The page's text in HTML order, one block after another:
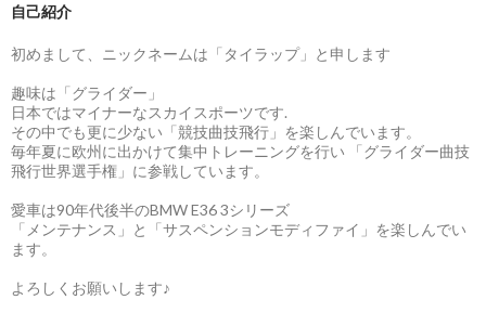
自己紹介
初めまして、ニックネームは「タイラップ」と申します
趣味は「グライダー」
日本ではマイナーなスカイスポーツです.
その中でも更に少ない「競技曲技飛行」を楽しんでいます。
毎年夏に欧州に出かけて集中トレーニングを行い 「グライダー曲技
飛行世界選手権」に参戦しています。
愛車は90年代後半のBMW E36 3シリーズ
「メンテナンス」と「サスペンションモディファイ」を楽しんでい
ます。
よろしくお願いします♪